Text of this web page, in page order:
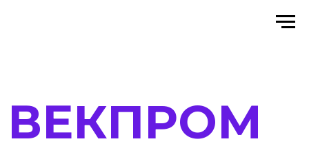
Ведущая производственно-инжиниринговая компания
с многолетней историей успешной реализации
инновационных проектов в сфере промышленного
оборудования и технологических решений.